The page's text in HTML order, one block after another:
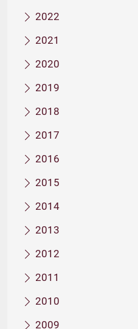
2022
2021
2020
2019
2018
2017
2016
2015
2014
2013
2012
2011
2010
2009